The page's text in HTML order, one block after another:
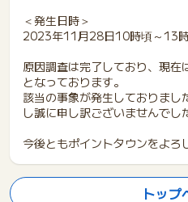
＜発生日時＞
2023年11月28日10時頃～13
原因調査は完了しており、現
となっております。
該当の事象が発生しておりま
し誠に申し訳ございませんでし
今後ともポイントタウンをよろ
トップ